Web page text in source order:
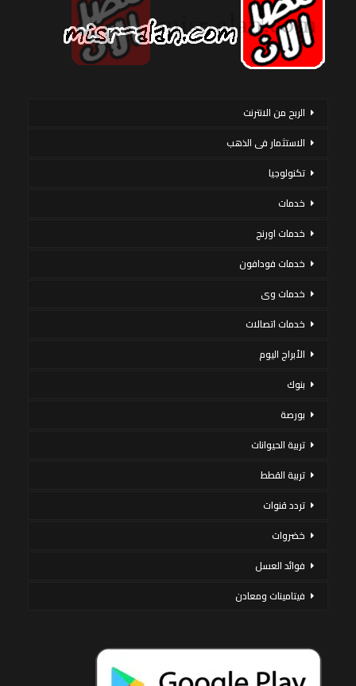
الربح من الانترنت
الاستثمار فى الذهب
تكنولوجيا
خدمات
خدمات اورنج
خدمات فودافون
خدمات وى
خدمات اتصالات
الأبراج اليوم
بنوك
بورصة
تربية الحيوانات
تربية القطط
تردد قنوات
خضروات
فوائد العسل
فيتامينات ومعادن